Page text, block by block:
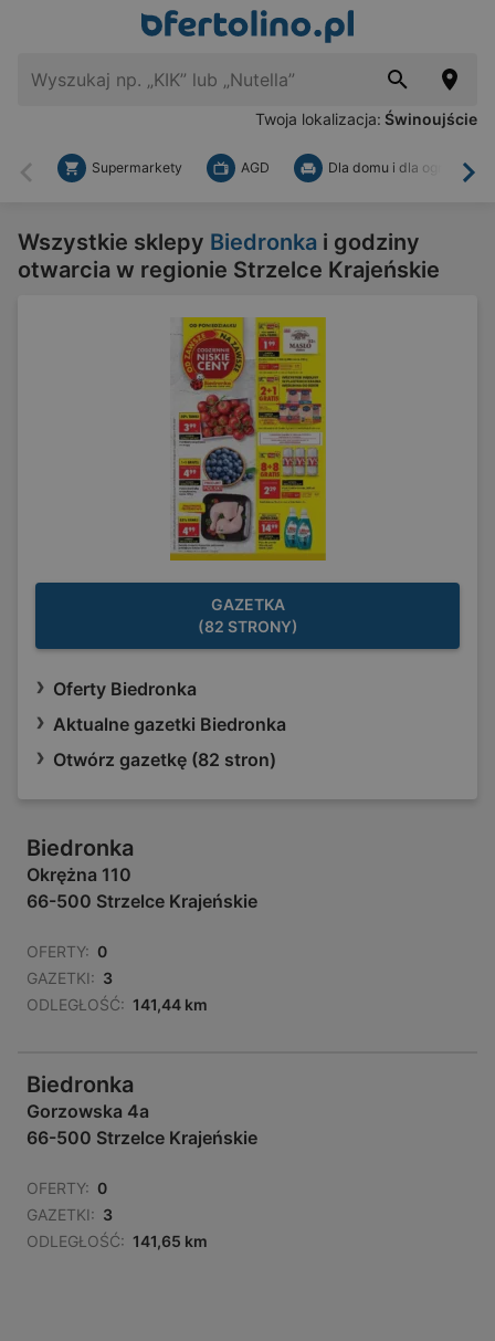
Twoja lokalizacja: Świnoujście
Wstecz
Supermarkety AGD Dla domu i dla ogrodu
Wszystkie sklepy Biedronka i godziny
otwarcia w regionie Strzelce Krajeńskie
GAZETKA
(82 STRONY)
Oferty Biedronka
Aktualne gazetki Biedronka
Otwórz gazetkę (82 stron)
Biedronka
Okrężna 110
66-500 Strzelce Krajeńskie
OFERTY: 0
GAZETKI: 3
ODLEGŁOŚĆ: 141,44 km
Biedronka
Gorzowska 4a
66-500 Strzelce Krajeńskie
OFERTY: 0
GAZETKI: 3
ODLEGŁOŚĆ: 141,65 km